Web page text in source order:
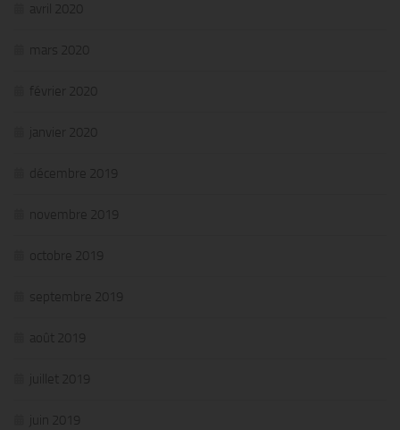
avril 2020
mars 2020
février 2020
janvier 2020
décembre 2019
novembre 2019
octobre 2019
septembre 2019
août 2019
juillet 2019
juin 2019